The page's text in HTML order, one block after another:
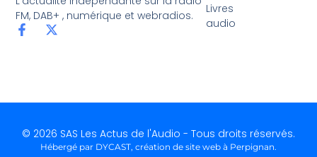
FM, DAB+ , numérique et webradios.
Livres
audio
© 2026 SAS Les Actus de l'Audio - Tous droits réservés.
Hébergé par DYCAST, création de site web à Perpignan.